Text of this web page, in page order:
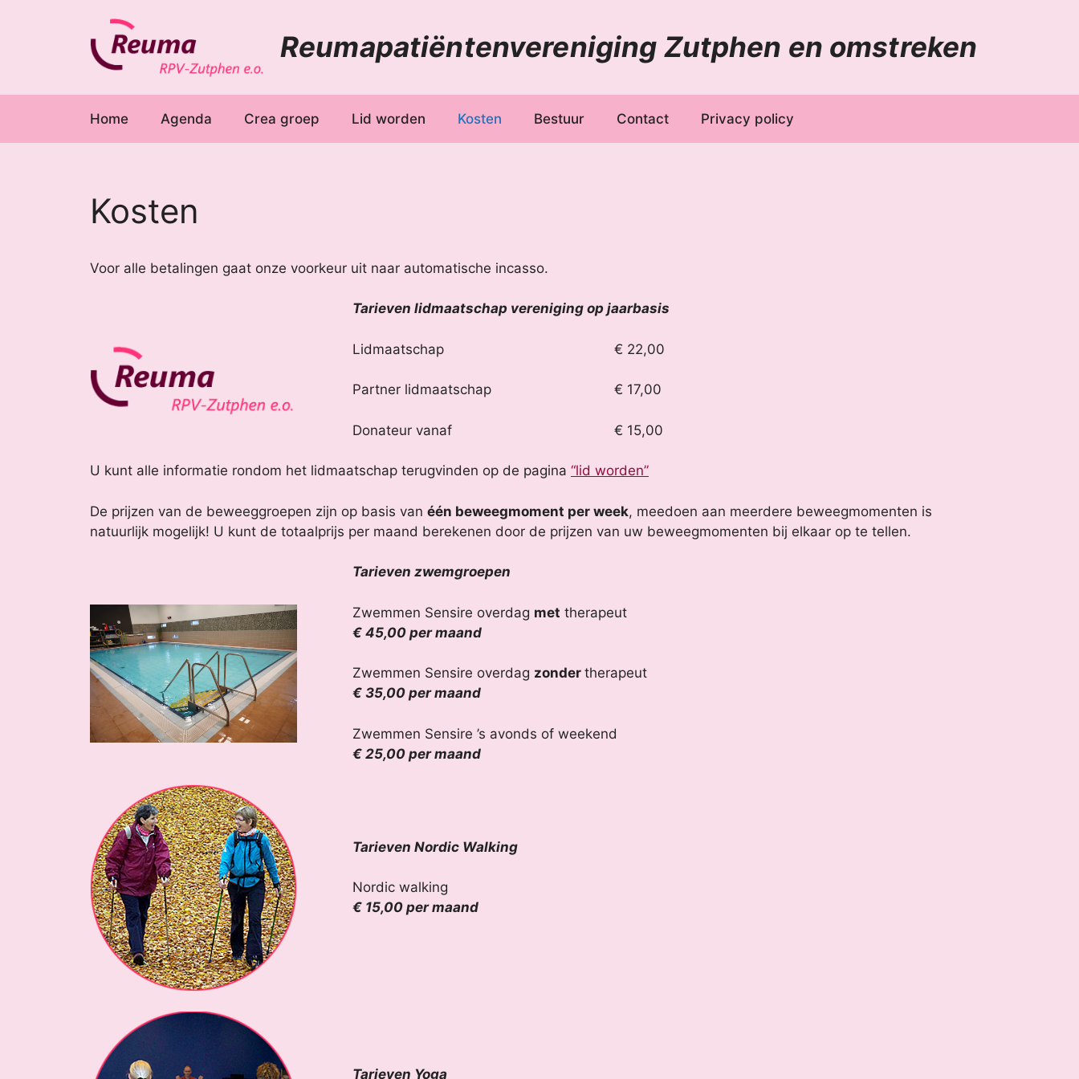
Reumapatiëntenvereniging Zutphen en omstreken
Home Agenda Crea groep Lid worden Kosten Bestuur Contact Privacy policy
Kosten
Voor alle betalingen gaat onze voorkeur uit naar automatische incasso.
Tarieven lidmaatschap vereniging op jaarbasis
Lidmaatschap € 22,00
Partner lidmaatschap € 17,00
Donateur vanaf € 15,00
U kunt alle informatie rondom het lidmaatschap terugvinden op de pagina “lid worden”
De prijzen van de beweeggroepen zijn op basis van één beweegmoment per week, meedoen aan meerdere beweegmomenten is
natuurlijk mogelijk! U kunt de totaalprijs per maand berekenen door de prijzen van uw beweegmomenten bij elkaar op te tellen.
Tarieven zwemgroepen
Zwemmen Sensire overdag met therapeut
€ 45,00 per maand
Zwemmen Sensire overdag zonder therapeut
€ 35,00 per maand
Zwemmen Sensire ’s avonds of weekend
€ 25,00 per maand
Tarieven Nordic Walking
Nordic walking
€ 15,00 per maand
Tarieven Yoga